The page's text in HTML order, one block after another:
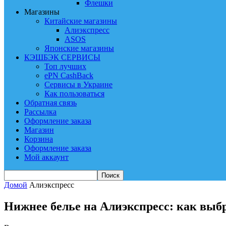
Флешки
Магазины
Китайские магазины
Алиэкспресс
ASOS
Японские магазины
КЭШБЭК СЕРВИСЫ
Топ лучших
ePN CashBack
Сервисы в Украине
Как пользоваться
Обратная связь
Рассылка
Оформление заказа
Магазин
Корзина
Оформление заказа
Мой аккаунт
Домой Алиэкспресс
Нижнее белье на Алиэкспресс: как